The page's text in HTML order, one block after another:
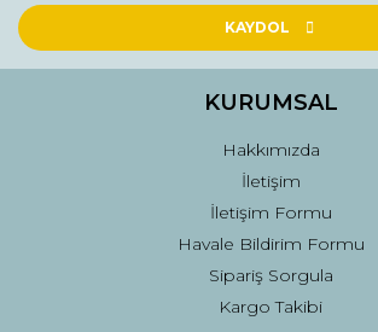
KAYDOL
KURUMSAL
Hakkımızda
İletişim
İletişim Formu
Havale Bildirim Formu
Sipariş Sorgula
Kargo Takibi